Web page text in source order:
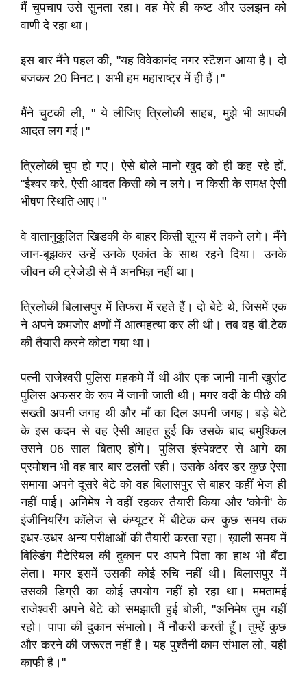
मैं चुपचाप उसे सुनता रहा। वह मेरे ही कष्ट और उलझन को
वाणी दे रहा था।
इस बार मैंने पहल की, "यह विवेकानंद नगर स्टॆशन आया है। दो
बजकर 20 मिनट। अभी हम महाराष्ट्र में ही हैं।"
मैंने चुटकी ली, " ये लीजिए त्रिलोकी साहब, मुझे भी आपकी
आदत लग गई।"
त्रिलोकी चुप हो गए। ऐसे बोले मानो खुद को ही कह रहे हों,
"ईश्वर करे, ऐसी आदत किसी को न लगे। न किसी के समक्ष ऐसी
भीषण स्थिति आए।"
वे वातानुकूलित खिडकी के बाहर किसी शून्य में तकने लगे। मैंने
जान-बूझकर उन्हें उनके एकांत के साथ रहने दिया। उनके
जीवन की ट्रेजेडी से मैं अनभिज्ञ नहीं था।
त्रिलोकी बिलासपुर में तिफरा में रहते हैं। दो बेटे थे, जिसमें एक
ने अपने कमजोर क्षणों में आत्महत्या कर ली थी। तब वह बी.टेक
की तैयारी करने कोटा गया था।
पत्नी राजेश्वरी पुलिस महकमे में थी और एक जानी मानी खुर्राट
पुलिस अफसर के रूप में जानी जाती थी। मगर वर्दी के पीछे की
सख्ती अपनी जगह थी और माँ का दिल अपनी जगह। बड़े बेटे
के इस कदम से वह ऐसी आहत हुई कि उसके बाद बमुश्किल
उसने 06 साल बिताए होंगे। पुलिस इंस्पेक्टर से आगे का
प्रमोशन भी वह बार बार टलती रही। उसके अंदर डर कुछ ऐसा
समाया अपने दूसरे बेटे को वह बिलासपुर से बाहर कहीं भेज ही
नहीं पाई। अनिमेष ने वहीं रहकर तैयारी किया और 'कोनी' के
इंजीनियरिंग कॉलेज से कंप्यूटर में बीटेक कर कुछ समय तक
इधर-उधर अन्य परीक्षाओं की तैयारी करता रहा। ख़ाली समय में
बिल्डिंग मैटेरियल की दुकान पर अपने पिता का हाथ भी बँटा
लेता। मगर इसमें उसकी कोई रुचि नहीं थी। बिलासपुर में
उसकी डिग्री का कोई उपयोग नहीं हो रहा था। ममतामई
राजेश्वरी अपने बेटे को समझाती हुई बोली, "अनिमेष तुम यहीं
रहो। पापा की दुकान संभालो। मैं नौकरी करती हूँ। तुम्हें कुछ
और करने की जरूरत नहीं है। यह पुश्तैनी काम संभाल लो, यही
काफी है।"